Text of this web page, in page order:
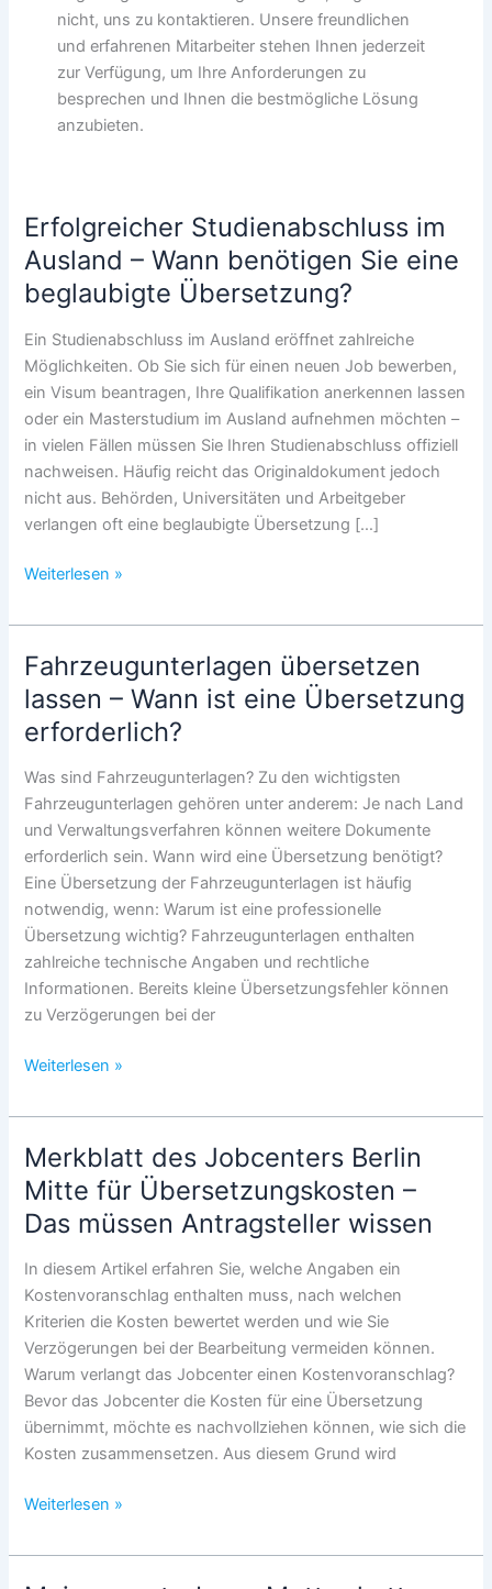
nicht, uns zu kontaktieren. Unsere freundlichen
und erfahrenen Mitarbeiter stehen Ihnen jederzeit
zur Verfügung, um Ihre Anforderungen zu
besprechen und Ihnen die bestmögliche Lösung
anzubieten.
Erfolgreicher Studienabschluss im
Ausland – Wann benötigen Sie eine
beglaubigte Übersetzung?
Ein Studienabschluss im Ausland eröffnet zahlreiche
Möglichkeiten. Ob Sie sich für einen neuen Job bewerben,
ein Visum beantragen, Ihre Qualifikation anerkennen lassen
oder ein Masterstudium im Ausland aufnehmen möchten –
in vielen Fällen müssen Sie Ihren Studienabschluss offiziell
nachweisen. Häufig reicht das Originaldokument jedoch
nicht aus. Behörden, Universitäten und Arbeitgeber
verlangen oft eine beglaubigte Übersetzung […]
Erfolgreicher
im
Ausland
–
Wann
benötigen
eine
beglaubigte
Übersetzung?
Weiterlesen »
Fahrzeugunterlagen übersetzen
lassen – Wann ist eine Übersetzung
erforderlich?
Was sind Fahrzeugunterlagen? Zu den wichtigsten
Fahrzeugunterlagen gehören unter anderem: Je nach Land
und Verwaltungsverfahren können weitere Dokumente
erforderlich sein. Wann wird eine Übersetzung benötigt?
Eine Übersetzung der Fahrzeugunterlagen ist häufig
notwendig, wenn: Warum ist eine professionelle
Übersetzung wichtig? Fahrzeugunterlagen enthalten
zahlreiche technische Angaben und rechtliche
Informationen. Bereits kleine Übersetzungsfehler können
zu Verzögerungen bei der
Fahrzeugunterlagen
lassen
–
Wann
ist
eine
erforderlich?
Weiterlesen »
Merkblatt des Jobcenters Berlin
Mitte für Übersetzungskosten –
Das müssen Antragsteller wissen
In diesem Artikel erfahren Sie, welche Angaben ein
Kostenvoranschlag enthalten muss, nach welchen
Kriterien die Kosten bewertet werden und wie Sie
Verzögerungen bei der Bearbeitung vermeiden können.
Warum verlangt das Jobcenter einen Kostenvoranschlag?
Bevor das Jobcenter die Kosten für eine Übersetzung
übernimmt, möchte es nachvollziehen können, wie sich die
Kosten zusammensetzen. Aus diesem Grund wird
Merkblatt
Jobcenters
Berlin
Weiterlesen »